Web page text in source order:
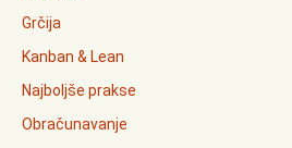
Grčija
Kanban & Lean
Najboljše prakse
Obračunavanje